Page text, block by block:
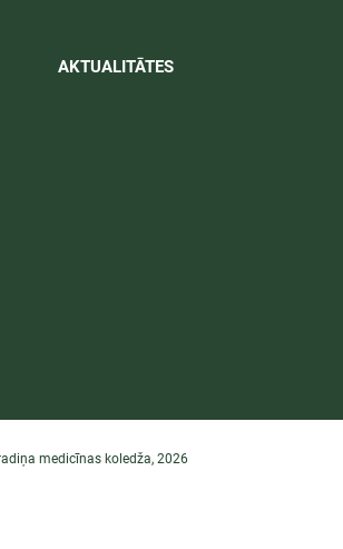
AKTUALITĀTES​​
medicīnas koledža, 2026